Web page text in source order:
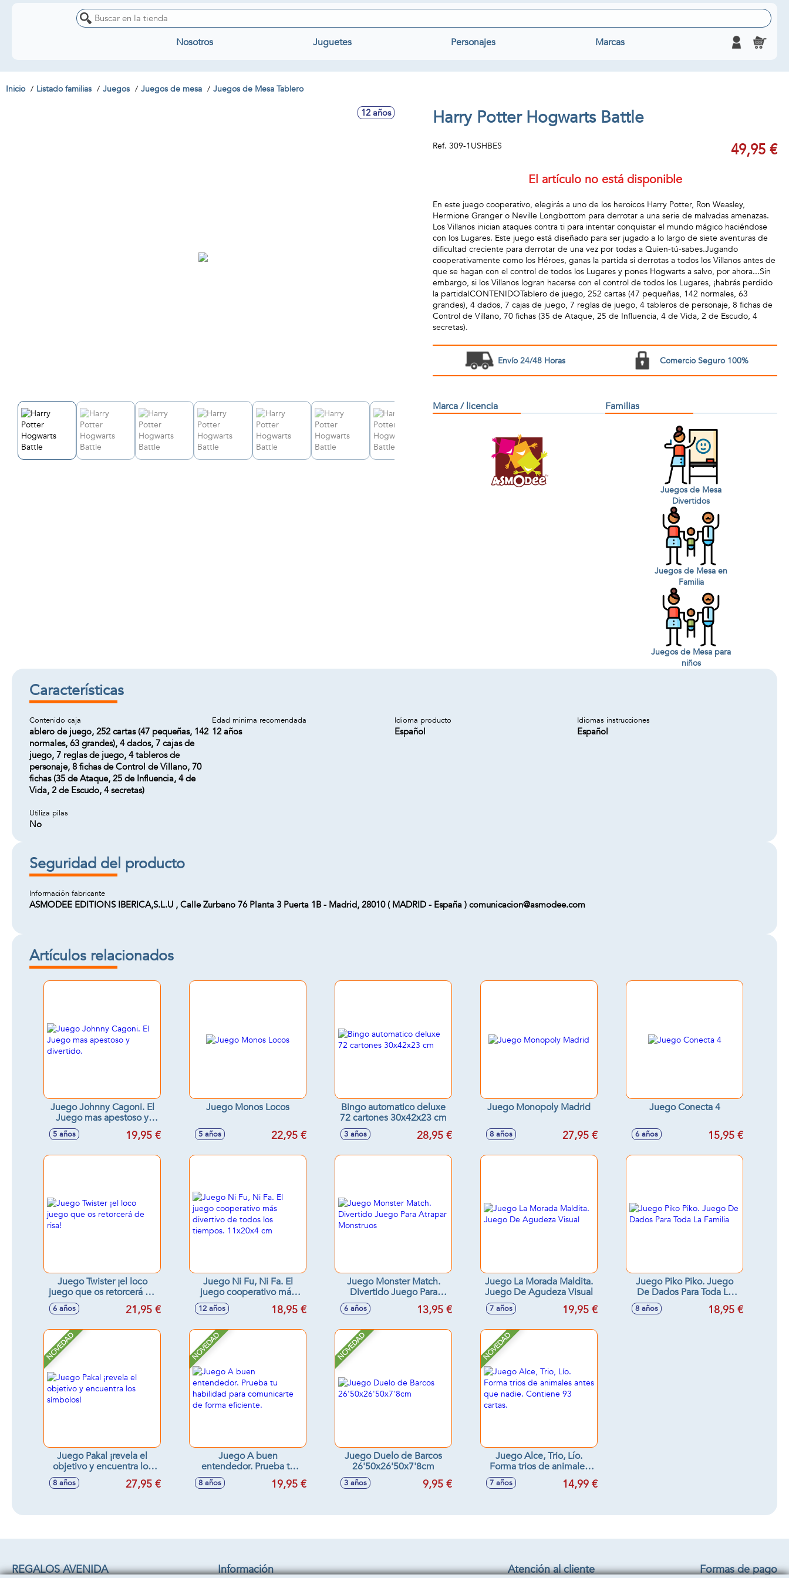
Nosotros Juguetes Personajes Marcas
Inicio Listado familias Juegos Juegos de mesa Juegos de Mesa Tablero
12 años Harry Potter Hogwarts Battle
Ref. 309-1USHBES 49,95 €
El artículo no está disponible
En este juego cooperativo, elegirás a uno de los heroicos Harry Potter, Ron Weasley,
Hermione Granger o Neville Longbottom para derrotar a una serie de malvadas amenazas.
Los Villanos inician ataques contra ti para intentar conquistar el mundo mágico haciéndose
con los Lugares. Este juego está diseñado para ser jugado a lo largo de siete aventuras de
dificultad creciente para derrotar de una vez por todas a Quien-tú-sabes.Jugando
cooperativamente como los Héroes, ganas la partida si derrotas a todos los Villanos antes de
que se hagan con el control de todos los Lugares y pones Hogwarts a salvo, por ahora...Sin
embargo, si los Villanos logran hacerse con el control de todos los Lugares, ¡habrás perdido
la partida!CONTENIDOTablero de juego, 252 cartas (47 pequeñas, 142 normales, 63
grandes), 4 dados, 7 cajas de juego, 7 reglas de juego, 4 tableros de personaje, 8 fichas de
Control de Villano, 70 fichas (35 de Ataque, 25 de Influencia, 4 de Vida, 2 de Escudo, 4
secretas).
Envío 24/48 Horas Comercio Seguro 100%
Marca / licencia Familias
Juegos de Mesa
Divertidos
Juegos de Mesa en
Familia
Juegos de Mesa para
niños
Características
Contenido caja
ablero de juego, 252 cartas (47 pequeñas, 142
normales, 63 grandes), 4 dados, 7 cajas de
juego, 7 reglas de juego, 4 tableros de
personaje, 8 fichas de Control de Villano, 70
fichas (35 de Ataque, 25 de Influencia, 4 de
Vida, 2 de Escudo, 4 secretas)
Edad minima recomendada
12 años
Idioma producto
Español
Idiomas instrucciones
Español
Utiliza pilas
No
Seguridad del producto
Información fabricante
ASMODEE EDITIONS IBERICA,S.L.U , Calle Zurbano 76 Planta 3 Puerta 1B - Madrid, 28010 ( MADRID - España ) comunicacion@asmodee.com
Artículos relacionados
Juego Johnny Cagoni. El
Juego mas apestoso y
5 años 19,95 €
Juego Monos Locos
5 años 22,95 €
Bingo automatico deluxe
72 cartones 30x42x23 cm
3 años 28,95 €
Juego Monopoly Madrid
8 años 27,95 €
Juego Conecta 4
6 años 15,95 €
Juego Twister ¡el loco
juego que os retorcerá de
6 años 21,95 €
Juego Ni Fu, Ni Fa. El
juego cooperativo más
divertivo de todos los
tiempos. 11x20x4 cm
12 años 18,95 €
Juego Monster Match.
Divertido Juego Para
Atrapar Monstruos
6 años 13,95 €
Juego La Morada Maldita.
Juego De Agudeza Visual
7 años 19,95 €
Juego Piko Piko. Juego
De Dados Para Toda La
8 años 18,95 €
NOVEDAD
Juego Pakal ¡revela el
objetivo y encuentra los
8 años 27,95 €
NOVEDAD
Juego A buen
entendedor. Prueba tu
habilidad para
comunicarte de forma
8 años 19,95 €
NOVEDAD
Juego Duelo de Barcos
26'50x26'50x7'8cm
3 años 9,95 €
NOVEDAD
Juego Alce, Trio, Lío.
Forma trios de animales
antes que nadie. Contiene
7 años 14,99 €
REGALOS AVENIDA Información Atención al cliente Formas de pago